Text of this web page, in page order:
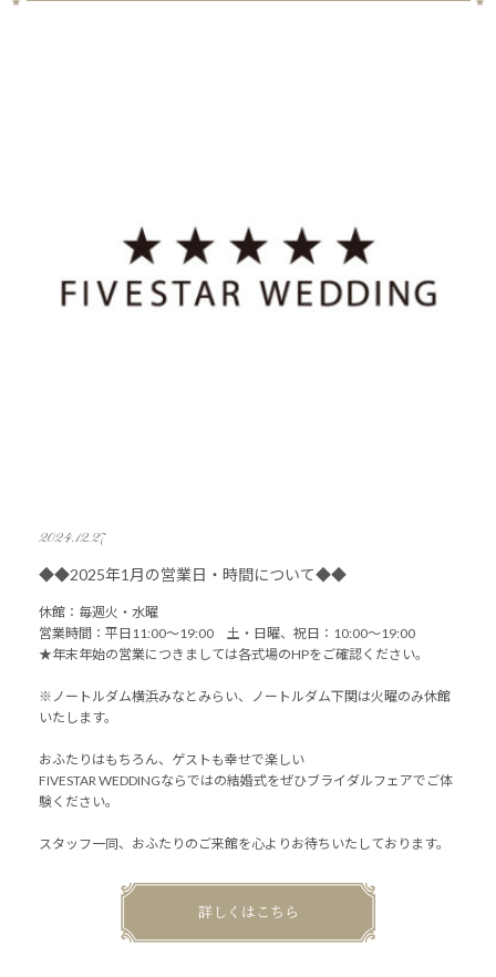
2024.12.27
◆◆2025年1月の営業日・時間について◆◆
休館：毎週火・水曜
営業時間：平日11:00～19:00 土・日曜、祝日：10:00～19:00
★年末年始の営業につきましては各式場のHPをご確認ください。
※ノートルダム横浜みなとみらい、ノートルダム下関は火曜のみ休館
いたします。
おふたりはもちろん、ゲストも幸せで楽しい
FIVESTAR WEDDINGならではの結婚式をぜひブライダルフェアでご体
験ください。
スタッフ一同、おふたりのご来館を心よりお待ちいたしております。
詳しくはこちら